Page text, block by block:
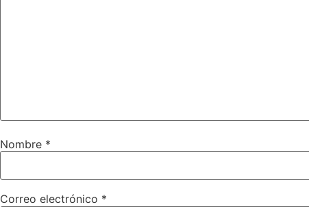
Nombre *
Correo electrónico *